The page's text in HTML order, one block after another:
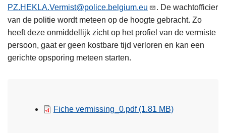
PZ.HEKLA.Vermist@police.belgium.eu
. De wachtofficier
van de politie wordt meteen op de hoogte gebracht. Zo
heeft deze onmiddellijk zicht op het profiel van de vermiste
persoon, gaat er geen kostbare tijd verloren en kan een
gerichte opsporing meteen starten.
Fiche vermissing_0.pdf (1.81 MB)